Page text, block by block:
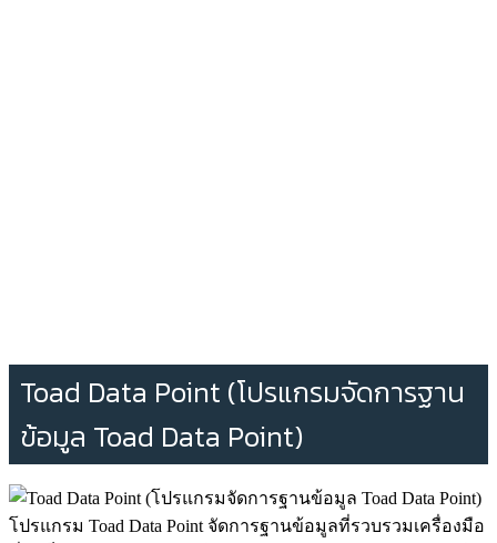
Toad Data Point (โปรแกรมจัดการฐาน
ข้อมูล Toad Data Point)
โปรแกรม Toad Data Point จัดการฐานข้อมูลที่รวบรวมเครื่องมือ